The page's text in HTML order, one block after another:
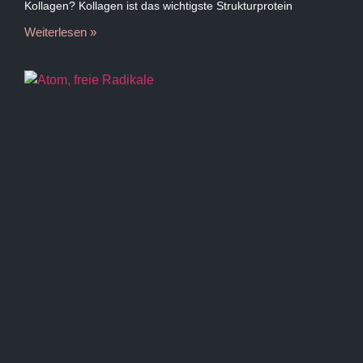
Kollagen? Kollagen ist das wichtigste Strukturprotein
Weiterlesen »